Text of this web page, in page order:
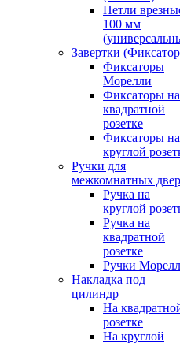
Петли
100 мм
Завертки
Фиксаторы
Морелли
Фиксаторы на
квадратной
розетке
Фиксаторы на
круглой
Ручки для
межкомнатных
Ручка на
круглой
Ручка на
квадратной
розетке
Ручки
Накладка под
цилиндр
На
розетке
На круглой